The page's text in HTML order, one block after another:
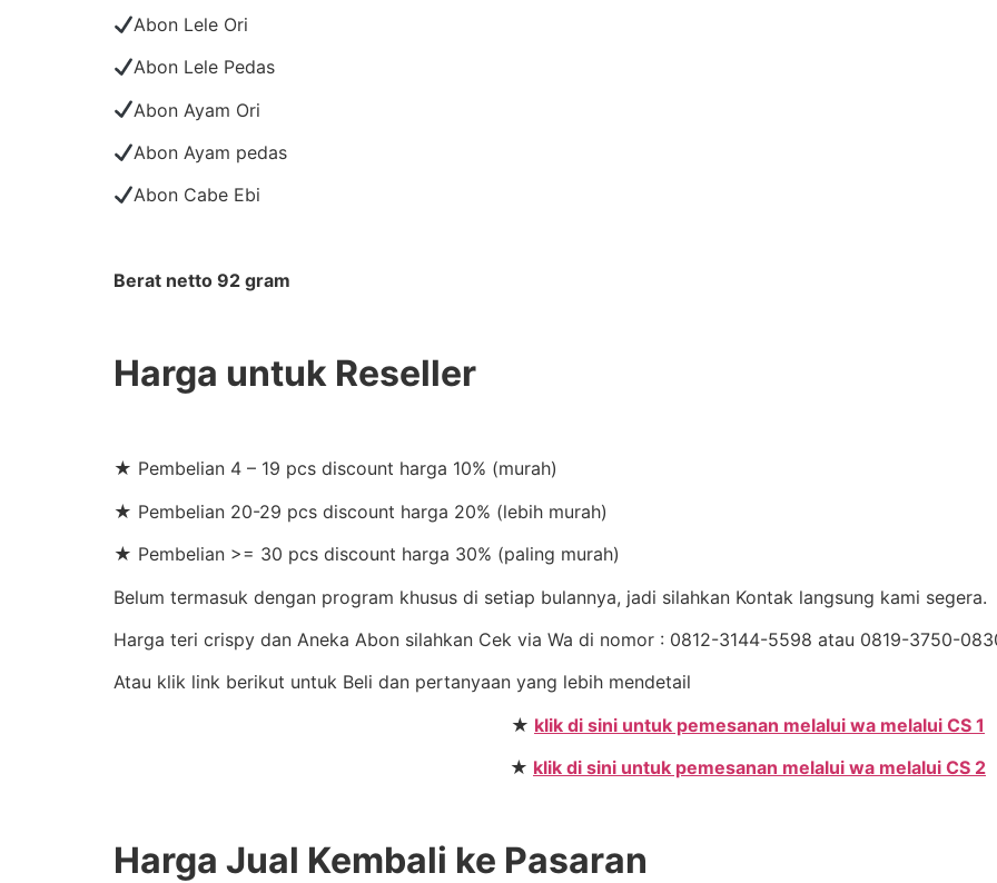
Abon Lele Ori
Abon Lele Pedas
Abon Ayam Ori
Abon Ayam pedas
Abon Cabe Ebi
Berat netto 92 gram
Harga untuk Reseller
★ Pembelian 4 – 19 pcs discount harga 10% (murah)
★ Pembelian 20-29 pcs discount harga 20% (lebih murah)
★ Pembelian >= 30 pcs discount harga 30% (paling murah)
Belum termasuk dengan program khusus di setiap bulannya, jadi silahkan Kontak langsung kami segera.
Harga teri crispy dan Aneka Abon silahkan Cek via Wa di nomor : 0812-3144-5598 atau 0819-3750-
Atau klik link berikut untuk Beli dan pertanyaan yang lebih mendetail
★ klik di sini untuk pemesanan melalui wa melalui CS 1
★ klik di sini untuk pemesanan melalui wa melalui CS 2
Harga Jual Kembali ke Pasaran